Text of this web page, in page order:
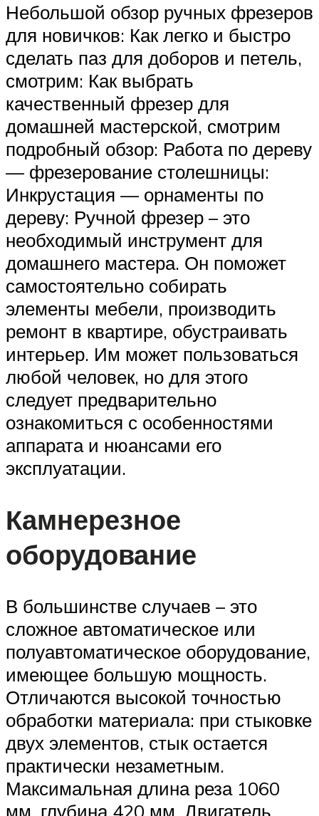
Небольшой обзор ручных фрезеров
для новичков: Как легко и быстро
сделать паз для доборов и петель,
смотрим: Как выбрать
качественный фрезер для
домашней мастерской, смотрим
подробный обзор: Работа по дереву
— фрезерование столешницы:
Инкрустация — орнаменты по
дереву: Ручной фрезер – это
необходимый инструмент для
домашнего мастера. Он поможет
самостоятельно собирать
элементы мебели, производить
ремонт в квартире, обустраивать
интерьер. Им может пользоваться
любой человек, но для этого
следует предварительно
ознакомиться с особенностями
аппарата и нюансами его
эксплуатации.
Камнерезное
оборудование
В большинстве случаев – это
сложное автоматическое или
полуавтоматическое оборудование,
имеющее большую мощность.
Отличаются высокой точностью
обработки материала: при стыковке
двух элементов, стык остается
практически незаметным.
Максимальная длина реза 1060
мм, глубина 420 мм. Двигатель